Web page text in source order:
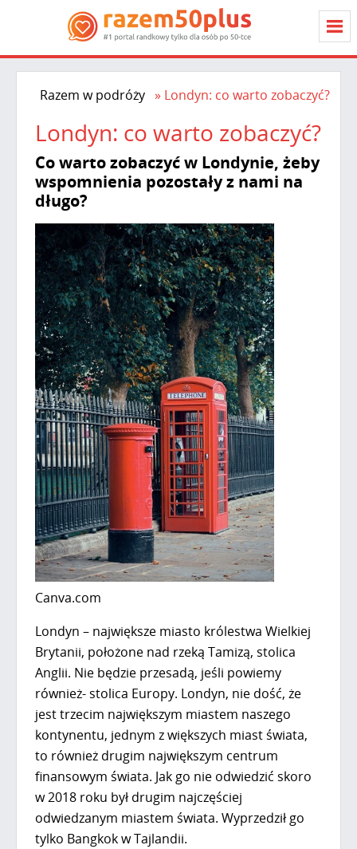
Razem w podróży Londyn: co warto zobaczyć?
Londyn: co warto zobaczyć?
Co warto zobaczyć w Londynie, żeby
wspomnienia pozostały z nami na
długo?
Canva.com
Londyn – największe miasto królestwa Wielkiej
Brytanii, położone nad rzeką Tamizą, stolica
Anglii. Nie będzie przesadą, jeśli powiemy
również- stolica Europy. Londyn, nie dość, że
jest trzecim największym miastem naszego
kontynentu, jednym z większych miast świata,
to również drugim największym centrum
finansowym świata. Jak go nie odwiedzić skoro
w 2018 roku był drugim najczęściej
odwiedzanym miastem świata. Wyprzedził go
tylko Bangkok w Tajlandii.